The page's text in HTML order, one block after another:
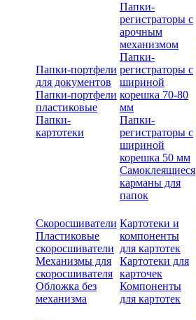
Папки-портфели
для документов
Папки-портфели
пластиковые
Папки-
картотеки
Папки-
регистраторы с
арочным
механизмом
Папки-
регистраторы с
шириной
корешка 70-80
мм
Папки-
регистраторы с
шириной
корешка 50 мм
Самоклеящиеся
карманы для
папок
Скоросшиватели
Пластиковые
скоросшиватели
Механизмы для
скоросшивателя
Обложка без
механизма
Картотеки и
компоненты
для картотек
Картотеки для
карточек
Компоненты
для картотек